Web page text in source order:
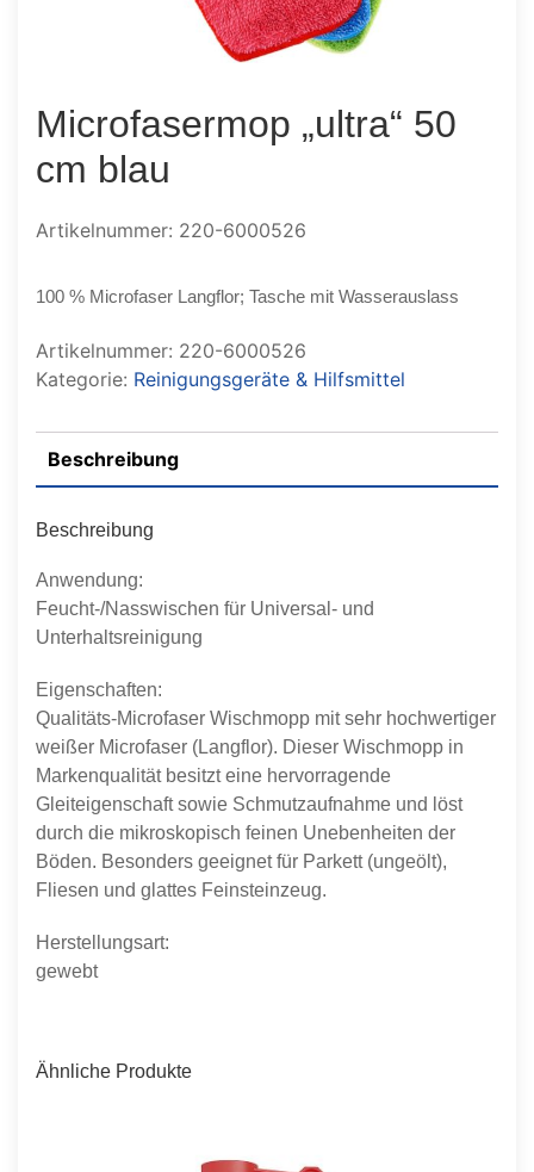
Microfasermop „ultra“ 50
cm blau
Artikelnummer: 220-6000526
100 % Microfaser Langflor; Tasche mit Wasserauslass
Artikelnummer: 220-6000526
Kategorie: Reinigungsgeräte & Hilfsmittel
Beschreibung
Beschreibung
Anwendung:
Feucht-/Nasswischen für Universal- und
Unterhaltsreinigung
Eigenschaften:
Qualitäts-Microfaser Wischmopp mit sehr hochwertiger
weißer Microfaser (Langflor). Dieser Wischmopp in
Markenqualität besitzt eine hervorragende
Gleiteigenschaft sowie Schmutzaufnahme und löst
durch die mikroskopisch feinen Unebenheiten der
Böden. Besonders geeignet für Parkett (ungeölt),
Fliesen und glattes Feinsteinzeug.
Herstellungsart:
gewebt
Ähnliche Produkte